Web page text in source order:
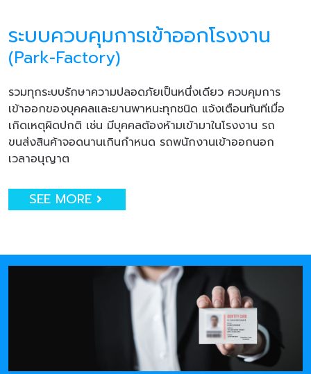
ระบบควบคุมการเข้าออกโรงงาน
(Park-Factory)
รวมทุกระบบรักษาความปลอดภัยเป็นหนึ่งเดียว ควบคุมการ
เข้าออกของบุคคลและยานพาหนะทุกชนิด แจ้งเตือนทันทีเมื่อ
เกิดเหตุผิดปกติ เช่น มีบุคคลต้องห้ามเข้ามาในโรงงาน รถ
ขนส่งสินค้าจอดนานเกินกำหนด รถพนักงานเข้าออกนอก
เวลาอนุญาต
SEE MORE